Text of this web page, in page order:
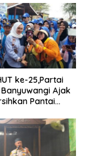
ke-25,Partai
Ajak
Pantai